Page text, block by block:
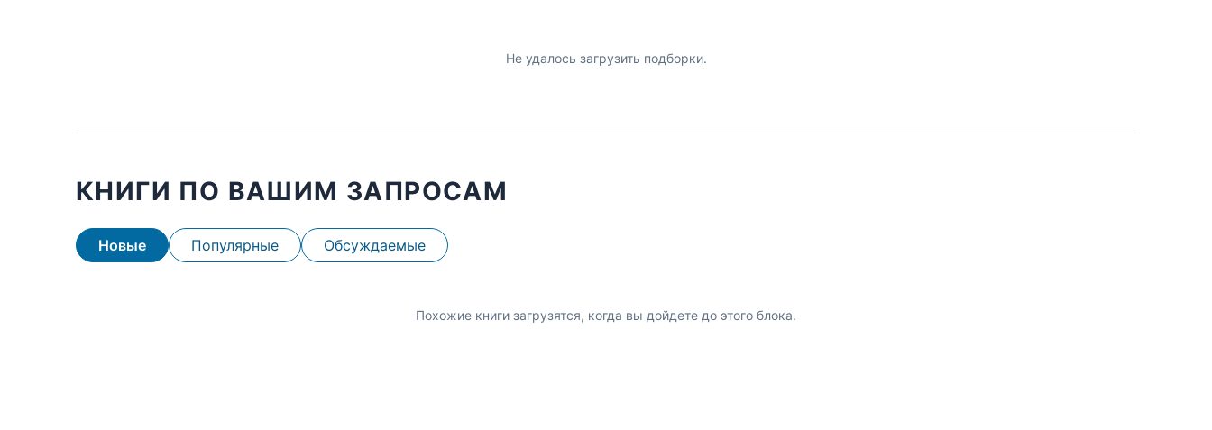
Не удалось загрузить подборки.
КНИГИ ПО ВАШИМ ЗАПРОСАМ
Новые Популярные Обсуждаемые
Похожие книги загрузятся, когда вы дойдете до этого блока.